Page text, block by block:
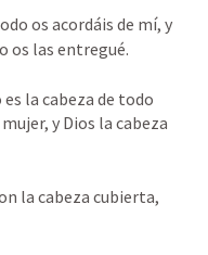
os acordáis de mí, y
os las entregué.
la cabeza de todo
y Dios la cabeza
la cabeza cubierta,